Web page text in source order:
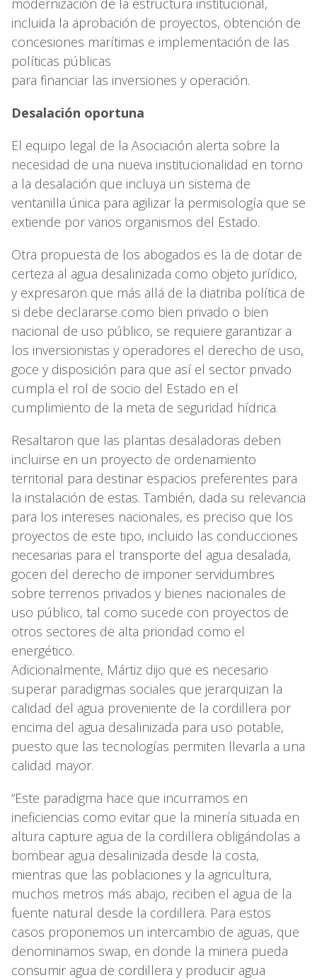
modernización de la estructura institucional,
incluida la aprobación de proyectos, obtención de
concesiones marítimas e implementación de las
políticas públicas
para financiar las inversiones y operación.
Desalación oportuna
El equipo legal de la Asociación alerta sobre la
necesidad de una nueva institucionalidad en torno
a la desalación que incluya un sistema de
ventanilla única para agilizar la permisología que se
extiende por varios organismos del Estado.
Otra propuesta de los abogados es la de dotar de
certeza al agua desalinizada como objeto jurídico,
y expresaron que más allá de la diatriba política de
si debe declararse como bien privado o bien
nacional de uso público, se requiere garantizar a
los inversionistas y operadores el derecho de uso,
goce y disposición para que así el sector privado
cumpla el rol de socio del Estado en el
cumplimiento de la meta de seguridad hídrica.
Resaltaron que las plantas desaladoras deben
incluirse en un proyecto de ordenamiento
territorial para destinar espacios preferentes para
la instalación de estas. También, dada su relevancia
para los intereses nacionales, es preciso que los
proyectos de este tipo, incluido las conducciones
necesarias para el transporte del agua desalada,
gocen del derecho de imponer servidumbres
sobre terrenos privados y bienes nacionales de
uso público, tal como sucede con proyectos de
otros sectores de alta prioridad como el
energético.
Adicionalmente, Mártiz dijo que es necesario
superar paradigmas sociales que jerarquizan la
calidad del agua proveniente de la cordillera por
encima del agua desalinizada para uso potable,
puesto que las tecnologías permiten llevarla a una
calidad mayor.
“Este paradigma hace que incurramos en
ineficiencias como evitar que la minería situada en
altura capture agua de la cordillera obligándolas a
bombear agua desalinizada desde la costa,
mientras que las poblaciones y la agricultura,
muchos metros más abajo, reciben el agua de la
fuente natural desde la cordillera. Para estos
casos proponemos un intercambio de aguas, que
denominamos swap, en donde la minera pueda
consumir agua de cordillera y producir agua